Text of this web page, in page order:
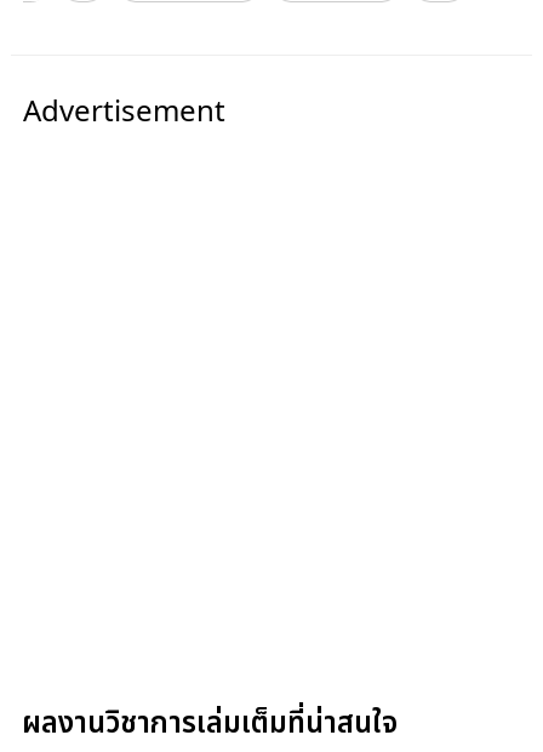
Advertisement
ผลงานวิชาการเล่มเต็มที่น่าสนใจ